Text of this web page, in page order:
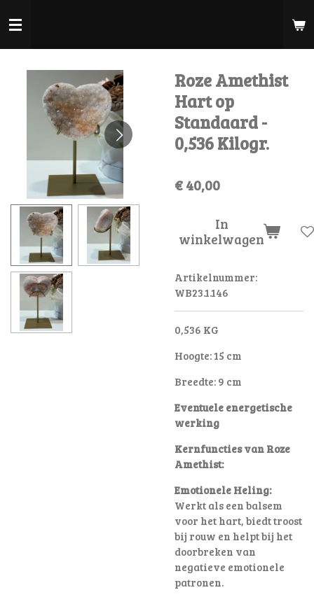
direct
Roze Amethist
Hart op
Standaard -
0,536 Kilogr.
€ 40,00
In
winkelwagen
Artikelnummer:
WB23.1.146
0,536 KG
Hoogte: 15 cm
Breedte: 9 cm
Eventuele energetische
werking
Kernfuncties van Roze
Amethist:
Emotionele Heling:
Werkt als een balsem
voor het hart, biedt troost
bij rouw en helpt bij het
doorbreken van
negatieve emotionele
patronen.